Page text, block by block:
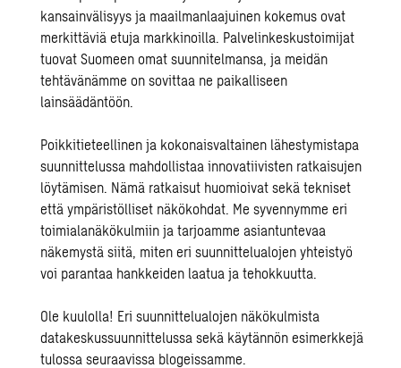
kansainvälisyys ja maailmanlaajuinen kokemus ovat
merkittäviä etuja markkinoilla. Palvelinkeskustoimijat
tuovat Suomeen omat suunnitelmansa, ja meidän
tehtävänämme on sovittaa ne paikalliseen
lainsäädäntöön.
Poikkitieteellinen ja kokonaisvaltainen lähestymistapa
suunnittelussa mahdollistaa innovatiivisten ratkaisujen
löytämisen. Nämä ratkaisut huomioivat sekä tekniset
että ympäristölliset näkökohdat. Me syvennymme eri
toimialanäkökulmiin ja tarjoamme asiantuntevaa
näkemystä siitä, miten eri suunnittelualojen yhteistyö
voi parantaa hankkeiden laatua ja tehokkuutta.
Ole kuulolla! Eri suunnittelualojen näkökulmista
datakeskussuunnittelussa sekä käytännön esimerkkejä
tulossa seuraavissa blogeissamme.